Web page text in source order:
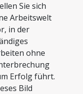
Sie sich
Arbeitswelt
in der
ohne
Erfolg führt.
Bild